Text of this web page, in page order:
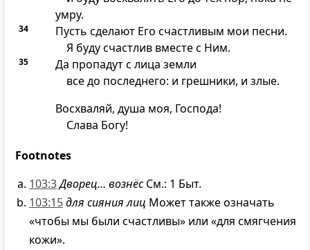
умру.
34
Пусть сделают Его счастливым мои песни.
Я буду счастлив вместе с Ним.
35
Да пропадут с лица земли
все до последнего: и грешники, и злые.
Восхваляй, душа моя, Господа!
Слава Богу!
Footnotes
103:3Дворец… вознёсСм.: 1 Быт.
103:15для сияния лиц Может также означать
«чтобы мы были счастливы» или «для смягчения
кожи».